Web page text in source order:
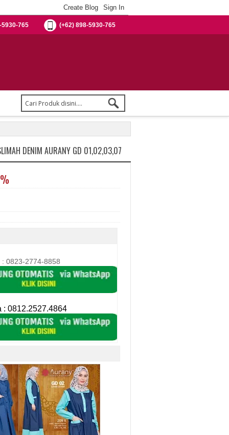
(+62) 898-5930-765
5930-765
DENIM AURANY GD 01,02,03,07
: 0823-2774-8858
: 0812.2527.4864